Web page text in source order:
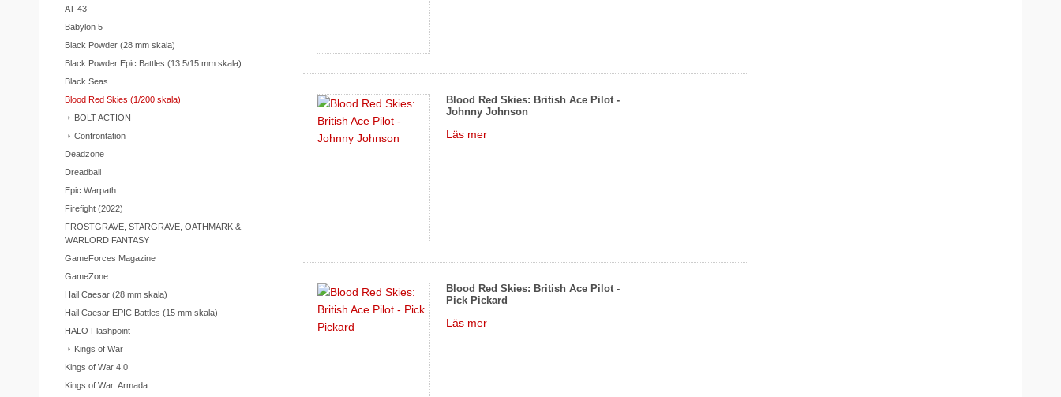
AT-43
Babylon 5
Black Powder (28 mm skala)
Black Powder Epic Battles (13.5/15 mm skala)
Black Seas
Blood Red Skies (1/200 skala)
BOLT ACTION
Confrontation
Deadzone
Dreadball
Epic Warpath
Firefight (2022)
FROSTGRAVE, STARGRAVE, OATHMARK &
WARLORD FANTASY
GameForces Magazine
GameZone
Hail Caesar (28 mm skala)
Hail Caesar EPIC Battles (15 mm skala)
HALO Flashpoint
Kings of War
Kings of War 4.0
Kings of War: Armada
Blood Red Skies: British Ace Pilot -
Johnny Johnson
Läs mer
Blood Red Skies: British Ace Pilot -
Pick Pickard
Läs mer